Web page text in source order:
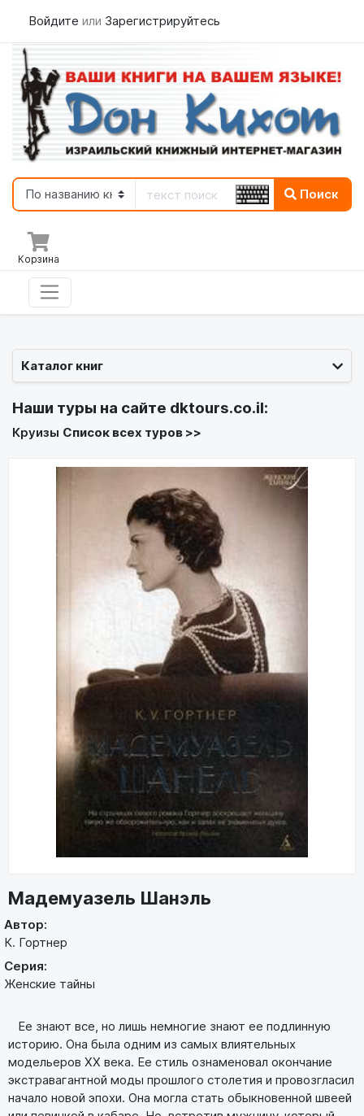
Войдите или Зарегистрируйтесь
Поиск
Корзина
Каталог книг
Наши туры на сайте dktours.co.il:
Круизы Список всех туров >>
Мадемуазель Шанэль
Автор:
К. Гортнер
Серия:
Женские тайны
Ее знают все, но лишь немногие знают ее подлинную
историю. Она была одним из самых влиятельных
модельеров XX века. Ее стиль ознаменовал окончание
экстравагантной моды прошлого столетия и провозгласил
начало новой эпохи. Она могла стать обыкновенной швеей